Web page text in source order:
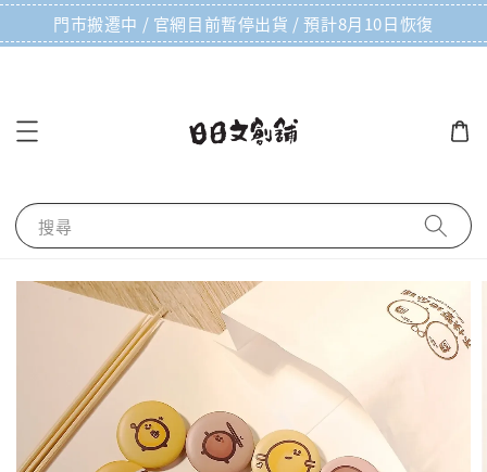
門市搬遷中 / 官網目前暫停出貨 / 預計8月10日恢復
搜尋